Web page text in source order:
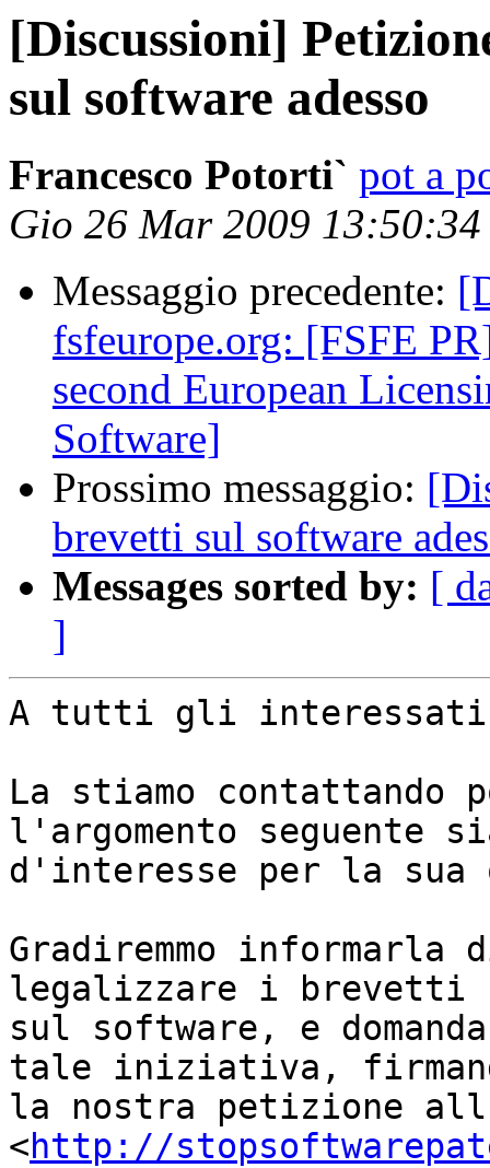
[Discussioni]
sul software adesso
Francesco Potorti` pot a
Gio 26 Mar 2009 13:50:34
Messaggio precedente:
fsfeurope.org: [FSFE
second European
Software]
Prossimo messaggio:
brevetti sul software
Messages sorted by: [
]
A tutti gli
La stiamo contattando
l'argomento seguente
d'interesse per la sua
Gradiremmo
legalizzare i brevetti
sul software, e
tale iniziativa,
la nostra petizione
<http://